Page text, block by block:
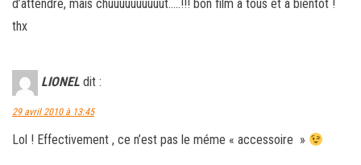
d’attendre, mais chuuuuuuuuuut…..!!! bon film à tous et à bientot !
thx
LIONEL dit :
29 avril 2010 à 13:45
Lol ! Effectivement , ce n’est pas le méme « accessoire »